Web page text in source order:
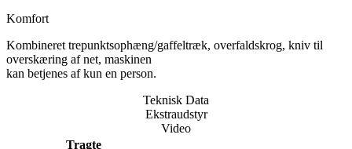
Komfort
Kombineret trepunktsophæng/gaffeltræk, overfaldskrog, kniv til
overskæring af net, maskinen
kan betjenes af kun en person.
Teknisk Data
Ekstraudstyr
Video
Tragte